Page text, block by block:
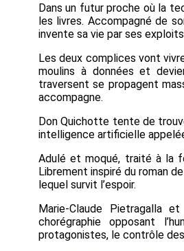
Dans un futur proche où la
les livres. Accompagné de
invente sa vie par ses
Les deux complices vont
moulins à données et
traversent se propagent
accompagne.
Don Quichotte tente de
intelligence artificielle
Adulé et moqué, traité à la
Librement inspiré du roman
lequel survit l’espoir.
Marie-Claude Pietragalla
chorégraphie opposant
protagonistes, le contrôle